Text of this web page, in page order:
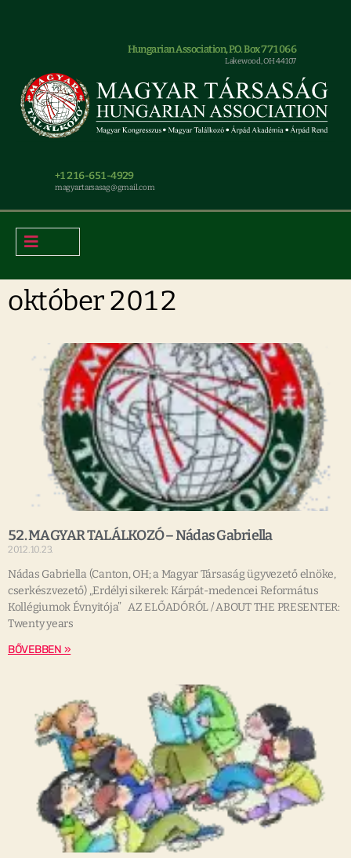
Hungarian Association, P.O. Box 771066
Lakewood, OH 44107
+1 216-651-4929
magyar.tarsasag@gmail.com
október 2012
52. MAGYAR TALÁLKOZÓ – Nádas Gabriella
2012.10.23.
Nádas Gabriella (Canton, OH; a Magyar Társaság ügyvezető elnöke,
cserkészvezető) „Erdélyi sikerek: Kárpát-medencei Református
Kollégiumok Évnyitója” AZ ELŐADÓRÓL / ABOUT THE PRESENTER:
Twenty years
BŐVEBBEN »